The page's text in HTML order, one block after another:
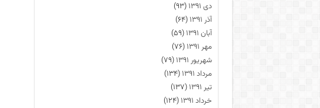
دی ۱۳۹۱
(۹۳)
آذر ۱۳۹۱
(۶۴)
آبان ۱۳۹۱
(۵۹)
مهر ۱۳۹۱
(۷۶)
شهریور ۱۳۹۱
(۷۹)
مرداد ۱۳۹۱
(۱۳۴)
تیر ۱۳۹۱
(۱۳۷)
خرداد ۱۳۹۱
(۱۲۴)